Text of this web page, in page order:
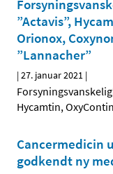
”Actavis”,
Orionox,
”Lannacher”
|27. januar 2021 |
Hycamtin,
Cancermedicin
godkendt ny